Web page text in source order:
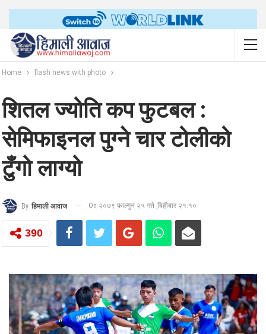
Home flash news with photo
शितल ज्योति कप फुटबल :
सेमिफाइनल पुग्ने चार टोलीको
टुँगो लाग्यो
By हिमाली आवाज On २०७९ फाल्गुन २५ गते ,बिहीबार २१:१०
390